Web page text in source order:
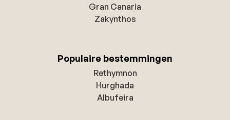
Gran Canaria
Zakynthos
Populaire bestemmingen
Rethymnon
Hurghada
Albufeira